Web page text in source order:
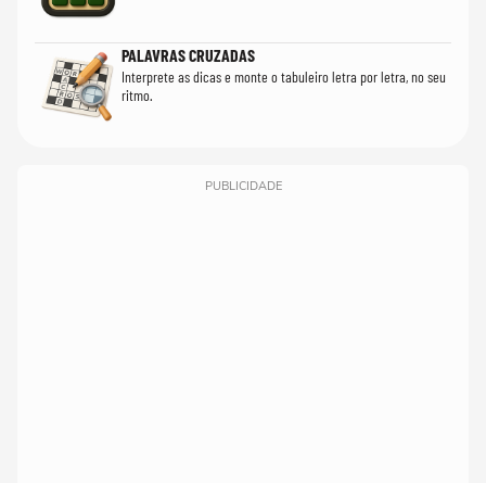
PALAVRAS CRUZADAS
Interprete as dicas e monte o tabuleiro letra por letra, no seu
ritmo.
PUBLICIDADE